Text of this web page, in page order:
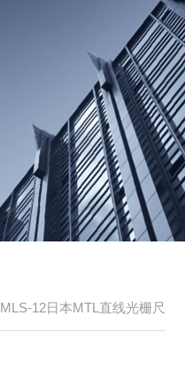
MLS-12日本MTL直线光栅尺